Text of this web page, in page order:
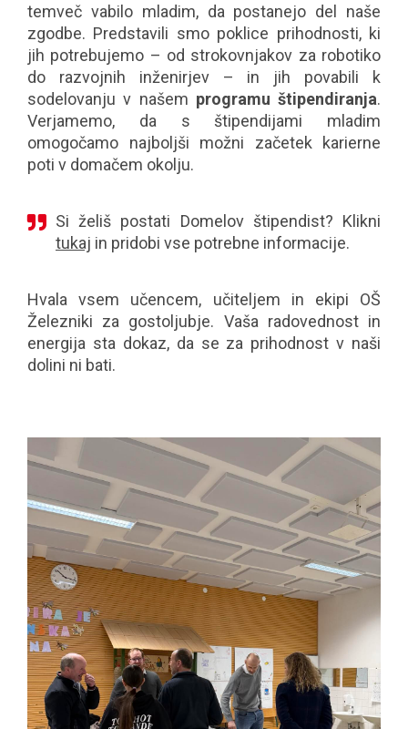
temveč vabilo mladim, da postanejo del naše
zgodbe. Predstavili smo poklice prihodnosti, ki
jih potrebujemo – od strokovnjakov za robotiko
do razvojnih inženirjev – in jih povabili k
sodelovanju v našem programu štipendiranja.
Verjamemo, da s štipendijami mladim
omogočamo najboljši možni začetek karierne
poti v domačem okolju.
Si želiš postati Domelov štipendist? Klikni
tukaj in pridobi vse potrebne informacije.
Hvala vsem učencem, učiteljem in ekipi OŠ
Železniki za gostoljubje. Vaša radovednost in
energija sta dokaz, da se za prihodnost v naši
dolini ni bati.